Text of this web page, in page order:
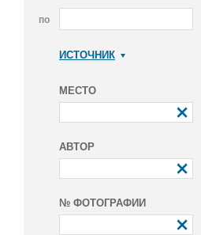
по
ИСТОЧНИК
МЕСТО
АВТОР
№ ФОТОГРАФИИ